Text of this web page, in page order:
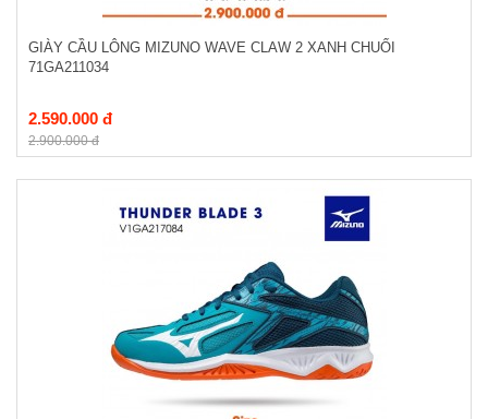
GIÀY CẦU LÔNG MIZUNO WAVE CLAW 2 XANH CHUỐI
71GA211034
2.590.000 đ
2.900.000 đ